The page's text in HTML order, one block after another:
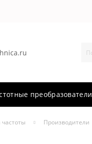
преобразователи
Производители